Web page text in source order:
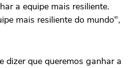
a equipe mais resiliente.
mais resiliente do mundo",
dizer que queremos ganhar a